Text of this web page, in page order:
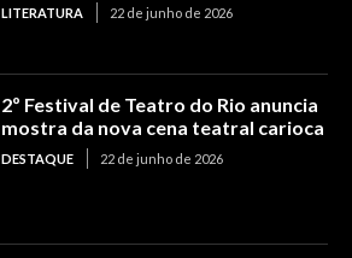
LITERATURA 22 de junho de 2026
2º Festival de Teatro do Rio anuncia
mostra da nova cena teatral carioca
DESTAQUE 22 de junho de 2026